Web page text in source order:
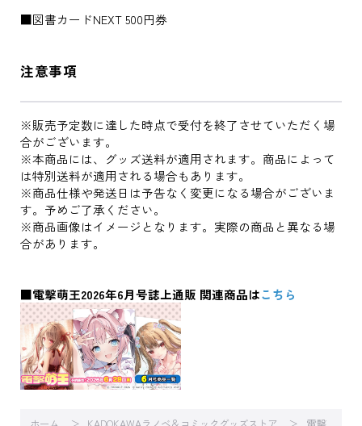
■図書カードNEXT 500円券
注意事項
※販売予定数に達した時点で受付を終了させていただく場
合がございます。
※本商品には、グッズ送料が適用されます。商品によって
は特別送料が適用される場合もあります。
※商品仕様や発送日は予告なく変更になる場合がございま
す。予めご了承ください。
※商品画像はイメージとなります。実際の商品と異なる場
合があります。
■電撃萌王2026年6月号誌上通販 関連商品はこちら